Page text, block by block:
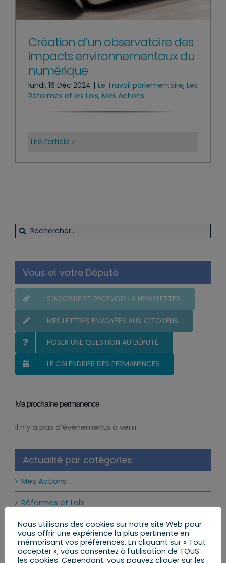
Création d’un observatoire des
impacts environnementaux du
numérique
lundi, 16 Déc 2024 | Le Travail parlementaire, Les
Réformes et les Lois, Mes Actions
Lire l’article
Rechercher:
Vous et votre Député
S’INSCRIRE ET RECEVOIR LA NEWSLETTER
MES LETTRES ENVOYÉES AUX CITOYENS
POSER UNE QUESTION AU DÉPUTÉ
LE CALENDRIER DES PERMANENCES
Ma prochaine permanence
Notice
Il n’y a pas d’évènements à venir.
Actualité par catégories
Mes Actions
Réformes et Lois
Mon Agenda
Mes Lettres aux Citoyens
Nous utilisons des cookies sur notre site Web pour
vous offrir une expérience la plus pertinente en
mémorisant vos préférences. En cliquant sur « Tout
accepter », vous consentez à l'utilisation de TOUS
les cookies. Cependant, vous pouvez cliquer sur les